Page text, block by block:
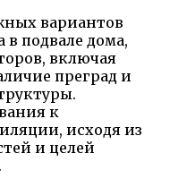
вариантов
в подвале дома,
включая
преград и
к
исходя из
и целей